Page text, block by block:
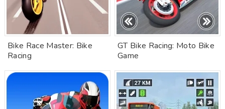
Bike Race Master: Bike
Racing
GT Bike Racing: Moto Bike
Game